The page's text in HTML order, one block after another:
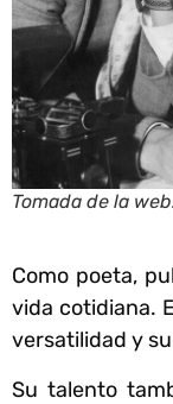
Tomada de la
Como poeta,
vida cotidiana.
versatilidad y
Su talento